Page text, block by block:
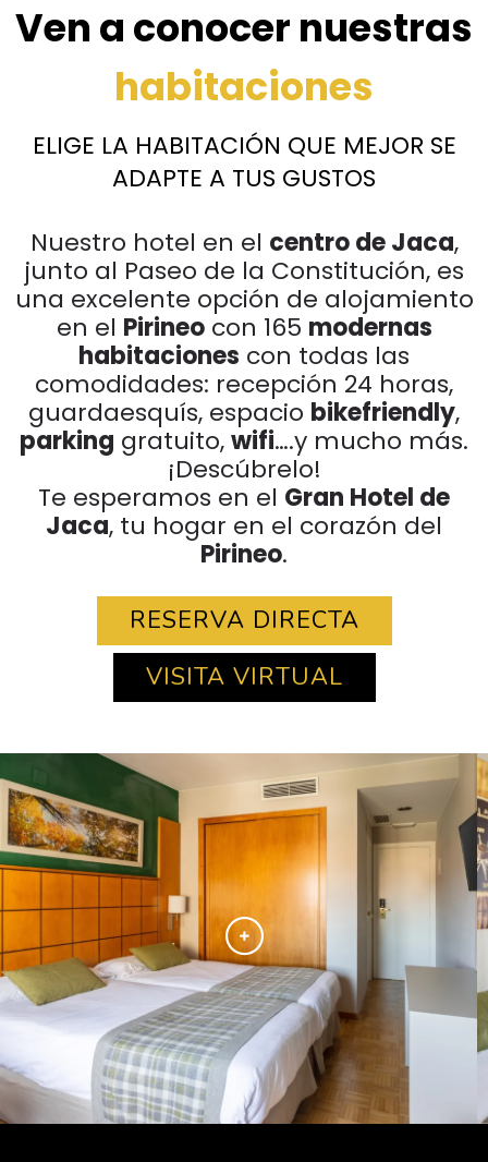
Ven a conocer nuestras
habitaciones
ELIGE LA HABITACIÓN QUE MEJOR SE
ADAPTE A TUS GUSTOS
Nuestro hotel en el centro de Jaca,
junto al Paseo de la Constitución, es
una excelente opción de alojamiento
en el Pirineocon 165 modernas
habitaciones con todas las
comodidades: recepción 24 horas,
guardaesquís, espacio bikefriendly,
parking gratuito,wifi….y mucho más.
¡Descúbrelo!
Te esperamos en el Gran Hotel de
Jaca, tu hogar en el corazón del
Pirineo.
RESERVA DIRECTA
VISITA VIRTUAL